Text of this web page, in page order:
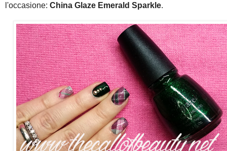
l'occasione: China Glaze Emerald Sparkle.